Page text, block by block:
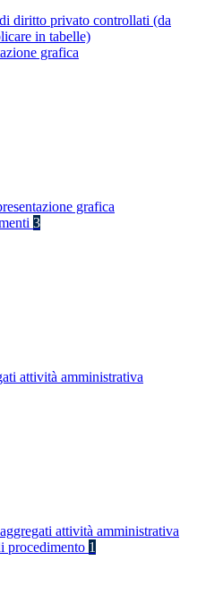
diritto privato controllati (da
in tabelle)
grafica
grafica
3
attività amministrativa
attività amministrativa
procedimento 1